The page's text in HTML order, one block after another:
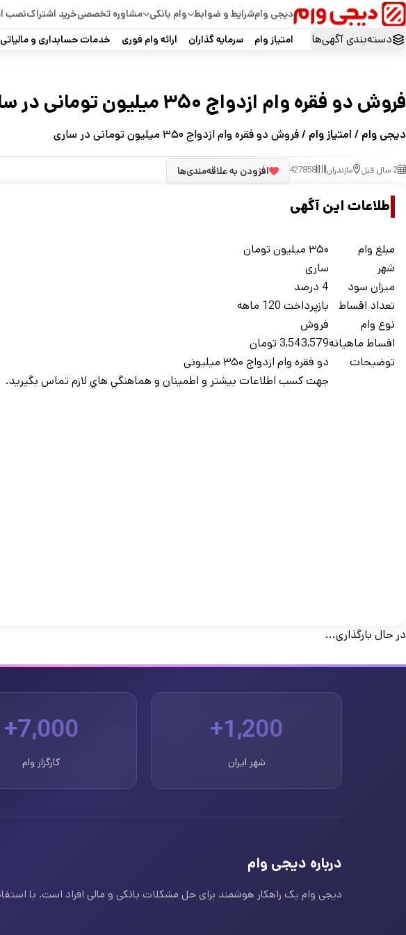
دیجی وامشرایط و ضوابط وام بانکی مشاوره تخصصیخرید اشتراکنصب
دسته‌بندی آگهی‌ها
امتیاز وام سرمایه گذاران ارائه وام فوری خدمات حسابداری و مالیاتی
فروش دو فقره وام ازدواج ۳۵۰ میلیون تومانی در ساری
دیجی وام / امتیاز وام / فروش دو فقره وام ازدواج ۳۵۰ میلیون تومانی در ساری
2 سال قبل مازندران 427858 افزودن به علاقه‌مندی‌ها
اطلاعات این آگهی
مبلغ وام
۳۵۰ میلیون تومان
شهر
ساری
ميزان سود
4 درصد
تعداد اقساط
بازپرداخت 120 ماهه
نوع وام
فروش
اقساط ماهيانه3,543,579 تومان
توضيحات
دو فقره وام ازدواج ۳۵۰ میلیونی
جهت کسب اطلاعات بيشتر و اطمينان و هماهنگي هاي لازم تماس بگيريد.
در حال بارگذاری...
1,200+
شهر ایران
7,000+
کارگزار وام
درباره دیجی وام
دیجی وام یک راهکار هوشمند برای حل مشکلات بانکی و مالی افراد است. با